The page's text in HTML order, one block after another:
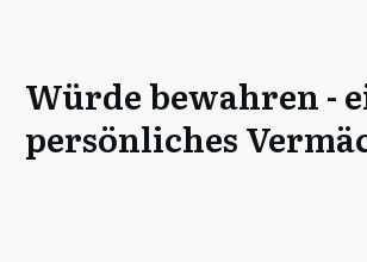
Würde bewahren -
persönliches